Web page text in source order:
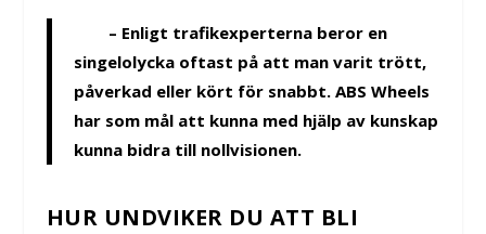
– Enligt trafikexperterna beror en
singelolycka oftast på att man varit trött,
påverkad eller kört för snabbt. ABS Wheels
har som mål att kunna med hjälp av kunskap
kunna bidra till nollvisionen.
HUR UNDVIKER DU ATT BLI